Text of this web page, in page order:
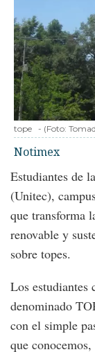
tope - (Foto:
Notimex
Estudiantes de
(Unitec),
que transforma
renovable y
sobre topes.
Los estudiantes
denominado
con el simple
que